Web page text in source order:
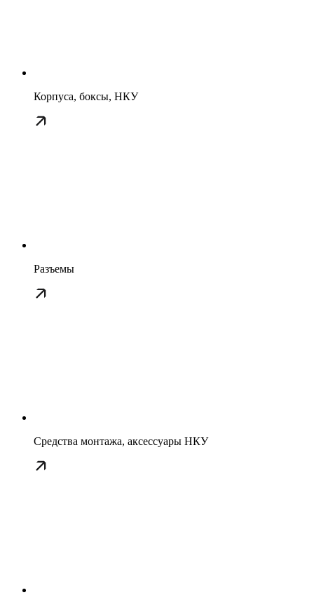
Корпуса, боксы, НКУ
Разъемы
Средства монтажа, аксессуары НКУ